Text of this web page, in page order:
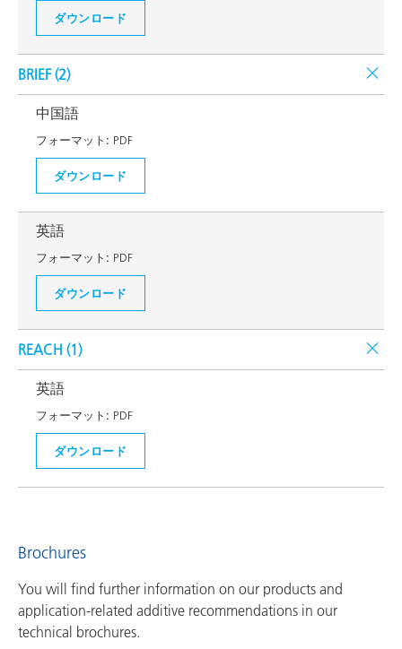
ダウンロード
BRIEF (2)
中国語
フォーマット: PDF
ダウンロード
英語
フォーマット: PDF
ダウンロード
REACH (1)
英語
フォーマット: PDF
ダウンロード
Brochures
You will find further information on our products and
application-related additive recommendations in our
technical brochures.